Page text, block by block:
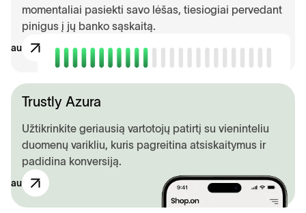
momentaliai pasiekti savo lėšas, tiesiogiai pervedant
pinigus į jų banko sąskaitą.
Trustly Azura
Užtikrinkite geriausią vartotojų patirtį su vieninteliu
duomenų varikliu, kuris pagreitina atsiskaitymus ir
padidina konversiją.